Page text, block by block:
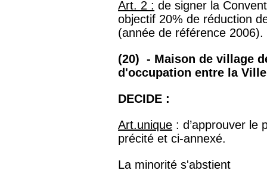
Art. 2 : de signer la
objectif 20% de réduction
(année de référence 2006).
(20) - Maison de village
d'occupation entre la
DECIDE :
Art.unique : d’approuver le
précité et ci-annexé.
La minorité s'abstient